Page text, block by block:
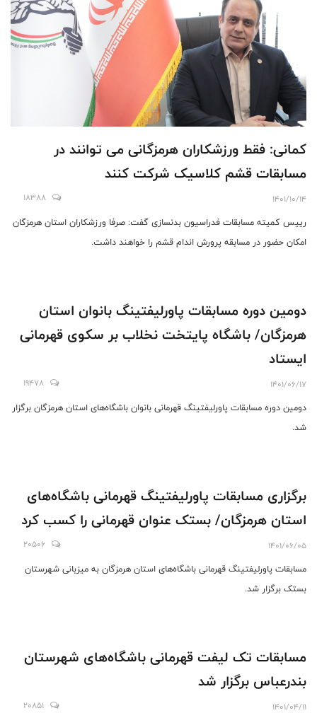
کمانی: فقط ورزشکاران هرمزگانی می توانند در
مسابقات قشم کلاسیک شرکت کنند
1401/10/14
18388
رییس کمیته مسابقات فدراسیون بدنسازی گفت: صرفا ورزشکاران استان هرمزگان
امکان حضور در مسابقه پرورش اندام قشم را خواهند داشت.
دومین دوره مسابقات پاورلیفتینگ بانوان استان
هرمزگان/ باشگاه پایتخت نخلاب بر سکوی قهرمانی
ایستاد
1401/06/17
19478
دومین دوره مسابقات پاورلیفتینگ قهرمانی بانوان باشگاه‌های استان هرمزگان برگزار
شد.
برگزاری مسابقات پاورلیفتینگ قهرمانی باشگاه‌های
استان هرمزگان/ بستک عنوان قهرمانی را کسب‌ کرد
1401/06/05
20506
مسابقات پاورلیفتینگ قهرمانی باشگاه‌های استان هرمزگان به میزبانی شهرستان
بستک برگزار شد.
مسابقات تک لیفت قهرمانی باشگاه‌های شهرستان
بندرعباس برگزار شد
1401/04/11
20851